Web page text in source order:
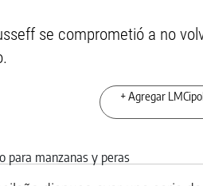
se comprometió a no
+ Agregar